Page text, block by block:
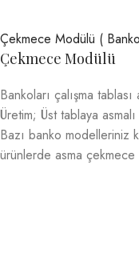
Çekmece Modülü (
Çekmece Modülü
Bankoları çalışma
Üretim; Üst tablaya
Bazı banko modelleriniz
ürünlerde asma çekmece